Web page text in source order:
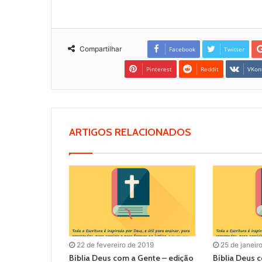
Compartilhar Facebook Twitter
Pinterest Reddit
ARTIGOS RELACIONADOS
22 de fevereiro de 2019
Bíblia Deus com a Gente – edição
25 de
Bíblia Deus